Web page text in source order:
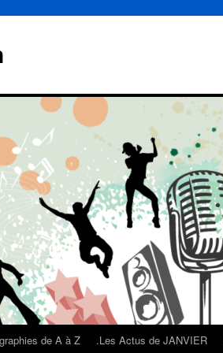
de A à Z .Les Actus de JANVIER